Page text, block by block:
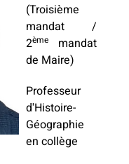
(Troisième
mandat /
2ème
mandat
de Maire)
Professeur
d'Histoire-
Géographie
en collège